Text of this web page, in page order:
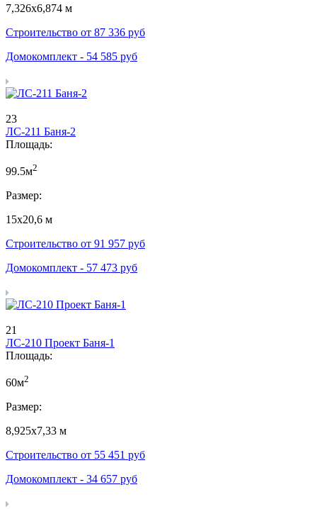
7,326х6,874 м
Строительство от 87 336 руб
Домокомплект - 54 585 руб
23
ЛС-211 Баня-2
Площадь:
99.5м2
Размер:
15х20,6 м
Строительство от 91 957 руб
Домокомплект - 57 473 руб
21
ЛС-210 Проект Баня-1
Площадь:
60м2
Размер:
8,925х7,33 м
Строительство от 55 451 руб
Домокомплект - 34 657 руб